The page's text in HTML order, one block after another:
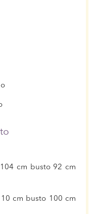
cm busto 92 cm
cm busto 100 cm